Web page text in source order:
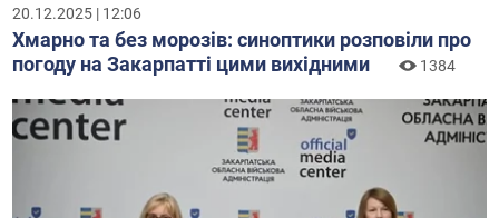
20.12.2025 | 12:06
Хмарно та без морозів: синоптики розповіли про
погоду на Закарпатті цими вихідними
1384